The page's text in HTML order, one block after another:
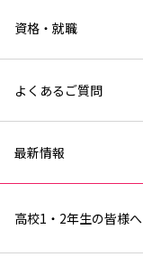
資格・就職
よくあるご質問
最新情報
高校1・2年生の皆様へ